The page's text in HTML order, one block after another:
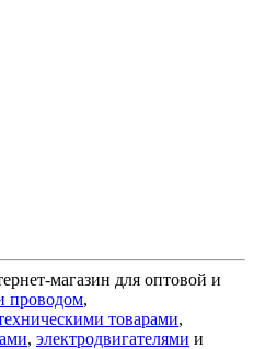
магазин для оптовой и
проводом,
товарами,
, электродвигателями и